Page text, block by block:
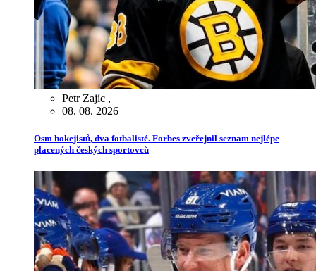
Petr Zajíc ,
08. 08. 2026
Osm hokejistů, dva fotbalisté. Forbes zveřejnil seznam nejlépe
placených českých sportovců